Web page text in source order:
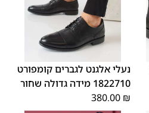
47
48
נעלי אלגנט לגברים קומפורט
1822710 מידה גדולה שחור
380.00 ₪